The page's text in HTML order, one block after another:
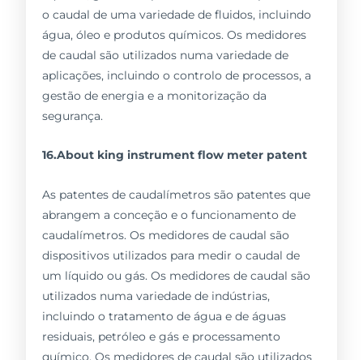
o caudal de uma variedade de fluidos, incluindo
água, óleo e produtos químicos. Os medidores
de caudal são utilizados numa variedade de
aplicações, incluindo o controlo de processos, a
gestão de energia e a monitorização da
segurança.
16.About king instrument flow meter patent
As patentes de caudalímetros são patentes que
abrangem a conceção e o funcionamento de
caudalímetros. Os medidores de caudal são
dispositivos utilizados para medir o caudal de
um líquido ou gás. Os medidores de caudal são
utilizados numa variedade de indústrias,
incluindo o tratamento de água e de águas
residuais, petróleo e gás e processamento
químico. Os medidores de caudal são utilizados